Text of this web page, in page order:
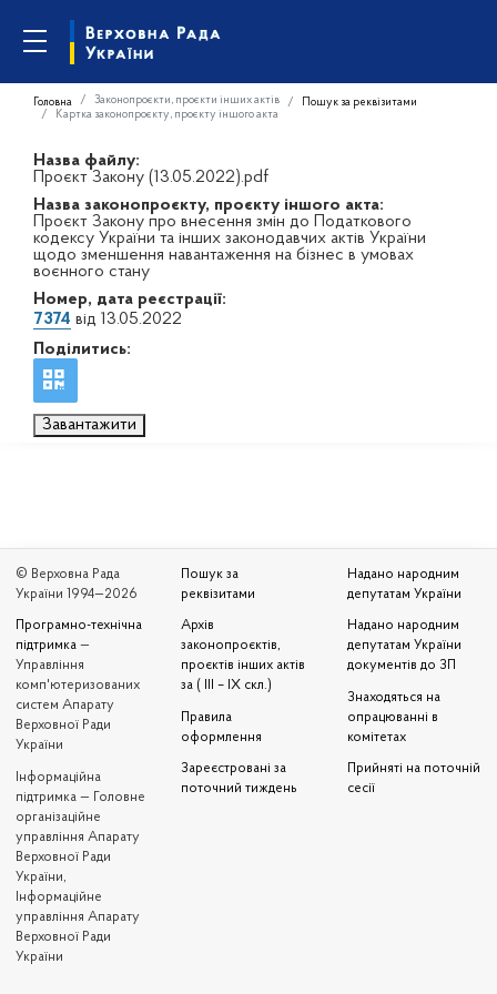
Головна Законопроєкти, проєкти інших актів
Пошук за реквізитами
Картка законопроєкту, проєкту іншого акта
Назва файлу:
Проєкт Закону (13.05.2022).pdf
Назва законопроєкту, проєкту іншого акта:
Проєкт Закону про внесення змін до Податкового
кодексу України та інших законодавчих актів України
щодо зменшення навантаження на бізнес в умовах
воєнного стану
Номер, дата реєстрації:
7374 від 13.05.2022
Поділитись:
Завантажити
© Верховна Рада
України 1994—2026
Програмно-технічна
підтримка —
Управління
комп'ютеризованих
систем Апарату
Верховної Ради
України
Iнформаційна
підтримка — Головне
організаційне
управління Апарату
Верховної Ради
України,
Інформаційне
управління Апарату
Верховної Ради
України
Пошук за
реквізитами
Архів
законопроєктів,
проєктів інших актів
за ( III – IX скл.)
Правила
оформлення
Зареєстровані за
поточний тиждень
Надано народним
депутатам України
Надано народним
депутатам України
документів до ЗП
Знаходяться на
опрацюванні в
комітетах
Прийняті на поточній
сесії